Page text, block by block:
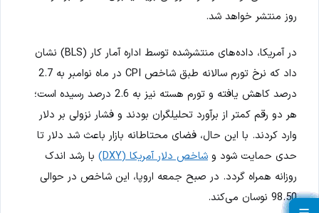
روز منتشر خواهد شد.
در آمریکا، داده‌های منتشرشده توسط اداره آمار کار (BLS) نشان
داد که نرخ تورم سالانه طبق شاخص CPI در ماه نوامبر به 2.7
درصد کاهش یافته و تورم هسته نیز به 2.6 درصد رسیده است؛
هر دو رقم کمتر از برآورد تحلیلگران بودند و فشار نزولی بر دلار
وارد کردند. با این حال، فضای محتاطانه بازار باعث شد دلار تا
حدی حمایت شود و شاخص دلار آمریکا (DXY)
با رشد اندک
روزانه همراه گردد. در صبح جمعه اروپا، این شاخص در حوالی
98.50 نوسان می‌کند.